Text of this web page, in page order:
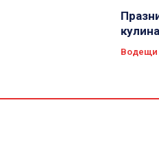
Водещи